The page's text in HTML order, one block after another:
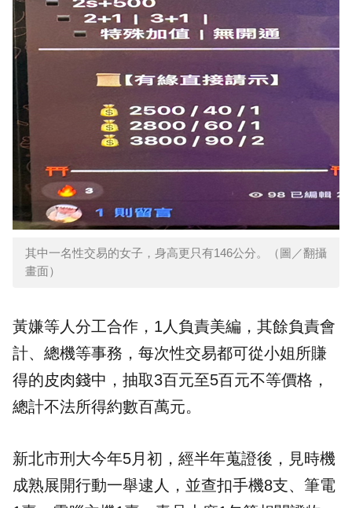
其中一名性交易的女子，身高更只有146公分。（圖／翻攝
畫面）
黃嫌等人分工合作，1人負責美編，其餘負責會
計、總機等事務，每次性交易都可從小姐所賺
得的皮肉錢中，抽取3百元至5百元不等價格，
總計不法所得約數百萬元。
新北市刑大今年5月初，經半年蒐證後，見時機
成熟展開行動一舉逮人，並查扣手機8支、筆電